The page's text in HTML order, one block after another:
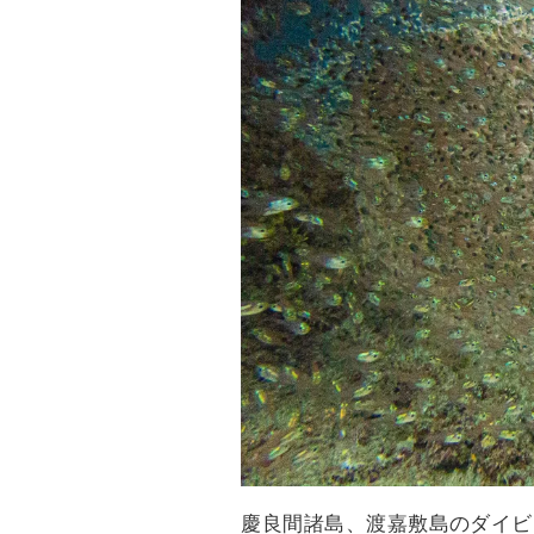
慶良間諸島、渡嘉敷島のダイ